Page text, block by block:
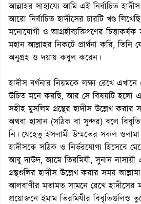
আল্লাহর সাহায্যে আমি এই নির্বাচিত
আরো নির্বাচিত হাদীসের চারটি খণ্ড
মনোযোগী ও আগ্রহীব্যক্তিগণের চিত্তাকর্ষক
মহান আল্লাহর নিকটে প্রার্থনা করি,
অনুগ্রহ ও দয়ায় কবুল করেন।
হাদীস বর্ণনার নিয়মকে লক্ষ্য রেখে
উচিত মনে করছি, আর সে বিষয়টি হলো
সহীহ মুসলিম গ্রন্থের হাদীস উল্লেখ
অথবা হাসান (সঠিক বা সুন্দর) বলে
নি। যেহেতু ইসলামী উম্মতের সকল ওলামা
হাদীসকে সঠিক ও নির্ভরযোগ্য হিসেবে
আবু দাউদ, জামে তিরমিযী, সুনান
গ্রন্থগুলির হাদীস উল্লেখ করার সময়
আলবাণীর মতামত সামনে রেখে হাদীসের
প্রয়োজনে ইমাম তিরমিযীর বিবৃতিগুলিও